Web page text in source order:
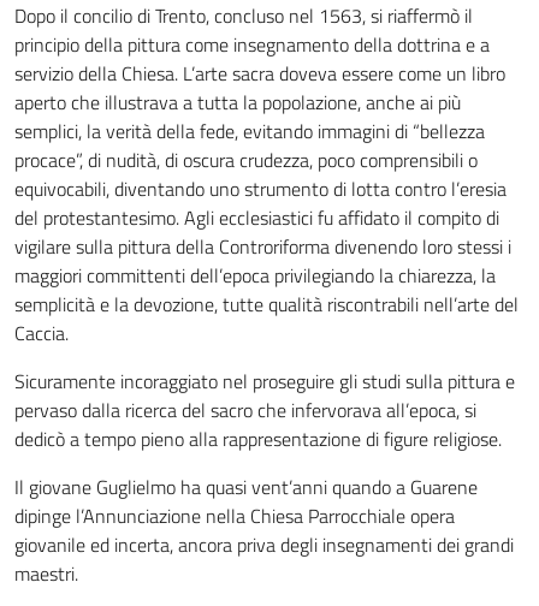
Dopo il concilio di Trento, concluso nel 1563, si riaffermò il
principio della pittura come insegnamento della dottrina e a
servizio della Chiesa. L’arte sacra doveva essere come un libro
aperto che illustrava a tutta la popolazione, anche ai più
semplici, la verità della fede, evitando immagini di “bellezza
procace”, di nudità, di oscura crudezza, poco comprensibili o
equivocabili, diventando uno strumento di lotta contro l’eresia
del protestantesimo. Agli ecclesiastici fu affidato il compito di
vigilare sulla pittura della Controriforma divenendo loro stessi i
maggiori committenti dell’epoca privilegiando la chiarezza, la
semplicità e la devozione, tutte qualità riscontrabili nell’arte del
Caccia.
Sicuramente incoraggiato nel proseguire gli studi sulla pittura e
pervaso dalla ricerca del sacro che infervorava all’epoca, si
dedicò a tempo pieno alla rappresentazione di figure religiose.
Il giovane Guglielmo ha quasi vent’anni quando a Guarene
dipinge l’Annunciazione nella Chiesa Parrocchiale opera
giovanile ed incerta, ancora priva degli insegnamenti dei grandi
maestri.